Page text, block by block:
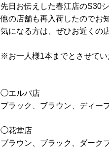
先日お伝えした春江店のS30
他の店舗も再入荷したのでお
気になる方は、ぜひお近くの
※お一人様1本までとさせてい
◯エルパ店
ブラック、ブラウン、ディー
◯花堂店
ブラウン、ブラック、ダーク